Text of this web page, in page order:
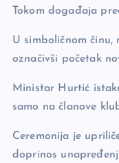
Tokom događaja
U simboličnom
označivši početak
Ministar Hurtić
samo na članove
Ceremonija je
doprinos